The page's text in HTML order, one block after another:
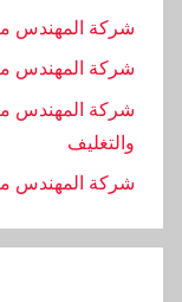
شركة المهندس
شركة المهندس
شركة المهندس
والتغليف
‏شركة المهندس